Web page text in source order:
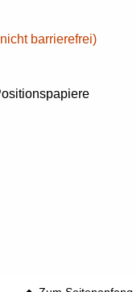
barrierefrei)